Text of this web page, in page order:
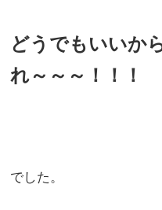
どうでもいいか
れ～～～！！！
でした。